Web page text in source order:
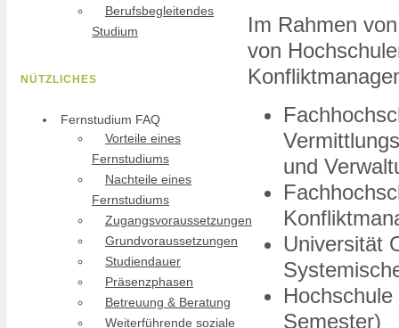
Im Rahmen
von
und
Universität
Semester)
Berufsbegleitendes
Studium
NÜTZLICHES
Fernstudium FAQ
Vorteile eines
Fernstudiums
Nachteile eines
Fernstudiums
Zugangsvoraussetzungen
Grundvoraussetzungen
Studiendauer
Präsenzphasen
Betreuung & Beratung
Weiterführende soziale